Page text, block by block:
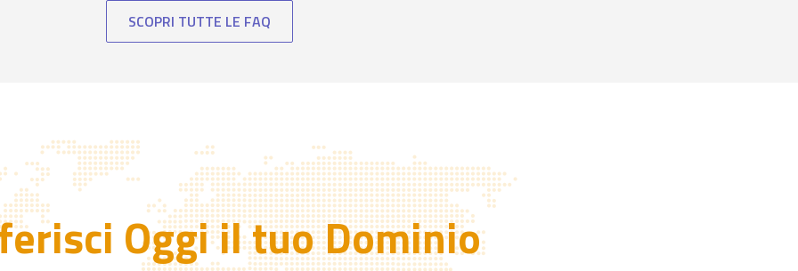
SCOPRI TUTTE LE FAQ
Oggi il tuo Dominio